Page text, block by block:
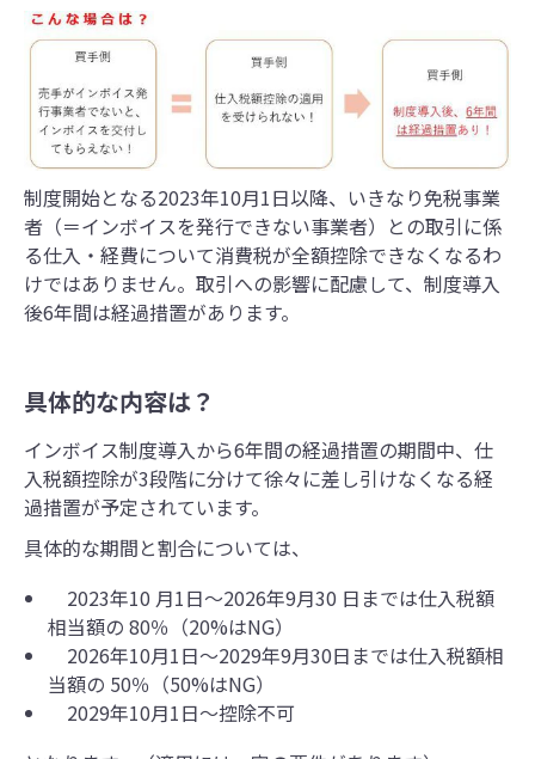
制度開始となる2023年10月1日以降、いきなり免税事業
者（＝インボイスを発行できない事業者）との取引に係
る仕入・経費について消費税が全額控除できなくなるわ
けではありません。取引への影響に配慮して、制度導入
後6年間は経過措置があります。
具体的な内容は？
インボイス制度導入から6年間の経過措置の期間中、仕
入税額控除が3段階に分けて徐々に差し引けなくなる経
過措置が予定されています。
具体的な期間と割合については、
2023年10 月1日～2026年9月30 日までは仕入税額
相当額の 80％（20%はNG）
2026年10月1日～2029年9月30日までは仕入税額相
当額の 50％（50%はNG）
2029年10月1日～控除不可